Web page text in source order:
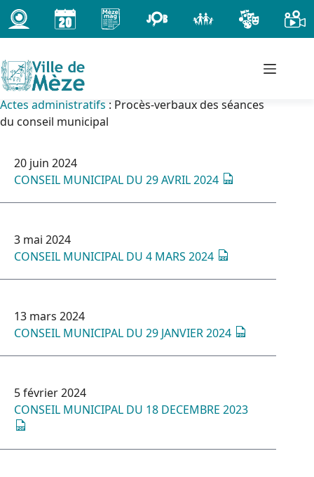
Passer
au
contenu
Actes administratifs : Procès-verbaux des séances
du conseil municipal
20 juin 2024
CONSEIL MUNICIPAL DU 29 AVRIL 2024
3 mai 2024
CONSEIL MUNICIPAL DU 4 MARS 2024
13 mars 2024
CONSEIL MUNICIPAL DU 29 JANVIER 2024
5 février 2024
CONSEIL MUNICIPAL DU 18 DECEMBRE 2023